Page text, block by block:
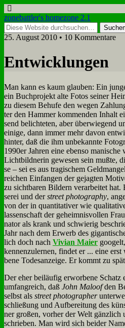
zonebattler's homezone 2.1
25. August 2010 • 10 Kommentare
Ent­wick­lun­gen
Man kann es kaum glau­ben: Ein
ein Buch­pro­jekt al­te Fo­tos sei­ner
zu die­sem Be­hu­fe den we­gen
ter den Ham­mer kom­men­den In­halt
send be­lich­te­ten, aber über­wie­gend
ei­ni­ge, dann im­mer mehr da­von
hin­ter, daß die ihm un­be­kann­te
1990er Jah­ren ei­ne eben­so
Licht­bild­ne­rin ge­we­sen sein muß­te,
se – sei es aus tra­gi­schem
rei­chen Ein­fan­gen der ge­jag­ten
zu sicht­ba­ren Bil­dern ver­ar­bei­tet
se­rei und derstreet pho­to­gra­phy,
von der in quan­ti­ta­ti­ver wie
las­sen­schaft der ge­heim­nis­vol­len
na­tor als krank und schwie­rig
Jahr nach dem Er­werb des
lich doch nach Vi­vi­an Mai­er
ken­nen­zu­ler­nen, fin­det er ... ei­ne
be­ne To­des­an­zei­ge. Er kommt zu
Der eher bei­läu­fig er­wor­be­ne Schatz
um­fang­reich, daß John Ma­loofden
selbst als street pho­to­grapher
schlie­ßung und Auf­be­rei­tung des
ner gro­ßen, vor­her der Welt
schrie­ben. Man wird sich bei­der